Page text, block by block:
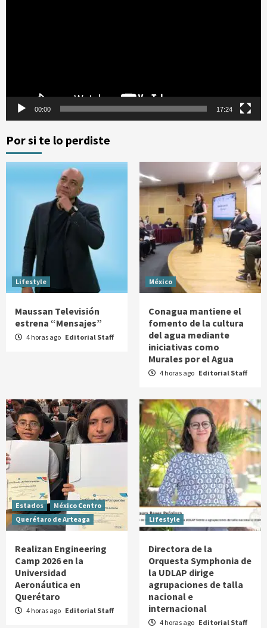
00:00 17:24
Por si te lo perdiste
Lifestyle
Maussan Televisión
estrena “Mensajes”
4 horas ago Editorial Staff
México
Conagua mantiene el
fomento de la cultura
del agua mediante
iniciativas como
Murales por el Agua
4 horas ago Editorial Staff
Estados
México Centro
Querétaro de Arteaga
Realizan Engineering
Camp 2026 en la
Universidad
Aeronáutica en
Querétaro
4 horas ago Editorial Staff
Lifestyle
Directora de la
Orquesta Symphonia de
la UDLAP dirige
agrupaciones de talla
nacional e
internacional
4 horas ago Editorial Staff